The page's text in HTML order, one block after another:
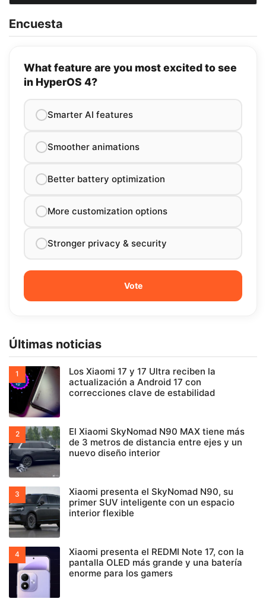
Encuesta
What feature are you most excited to see
in HyperOS 4?
Smarter AI features
Smoother animations
Better battery optimization
More customization options
Stronger privacy & security
Últimas noticias
Los Xiaomi 17 y 17 Ultra reciben la
actualización a Android 17 con
correcciones clave de estabilidad
El Xiaomi SkyNomad N90 MAX tiene más
de 3 metros de distancia entre ejes y un
nuevo diseño interior
Xiaomi presenta el SkyNomad N90, su
primer SUV inteligente con un espacio
interior flexible
Xiaomi presenta el REDMI Note 17, con la
pantalla OLED más grande y una batería
enorme para los gamers